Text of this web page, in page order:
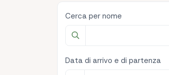
Cerca per nome
Data di arrivo e di partenza